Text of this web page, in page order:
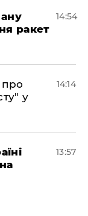
ракет
14:54
у
14:14
13:57